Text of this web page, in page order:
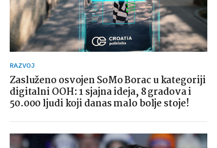
RAZVOJ
Zasluženo osvojen SoMo Borac u kategoriji
digitalni OOH: 1 sjajna ideja, 8 gradova i
50.000 ljudi koji danas malo bolje stoje!